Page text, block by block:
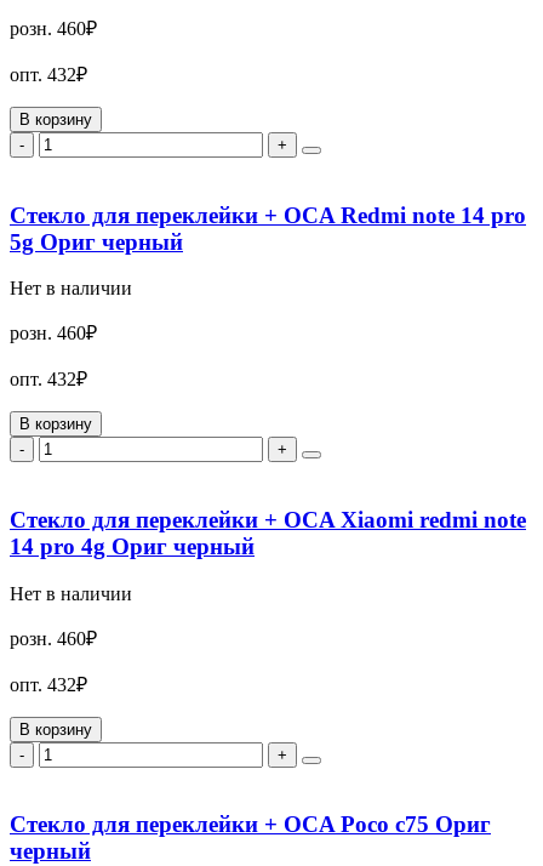
розн. 460₽
опт. 432₽
В корзину
-
+
Стекло для переклейки + OCA Redmi note 14 pro
5g Ориг черный
Нет в наличии
розн. 460₽
опт. 432₽
В корзину
-
+
Стекло для переклейки + OCA Xiaomi redmi note
14 pro 4g Ориг черный
Нет в наличии
розн. 460₽
опт. 432₽
В корзину
-
+
Стекло для переклейки + OCA Poco c75 Ориг
черный